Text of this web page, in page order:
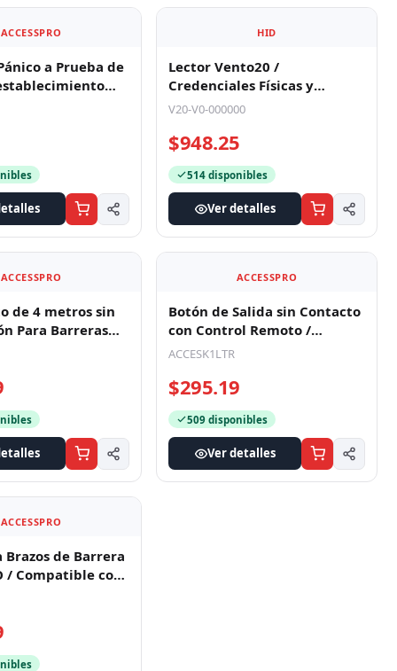
ACCESSPRO
a Prueba de
HID
Lector Vento20 /
Credenciales Físicas y
Móviles / Bluetooth® /
V20-V0-000000
$948.25
514 disponibles
Ver detalles
ACCESSPRO
de 4 metros sin
Para Barreras
ACCESSPRO
Botón de Salida sin Contacto
con Control Remoto /
Iluminación LED / Distancia
ACCESK1LTR
$295.19
509 disponibles
Ver detalles
ACCESSPRO
Brazos de Barrera
/ Compatible con
De Braz